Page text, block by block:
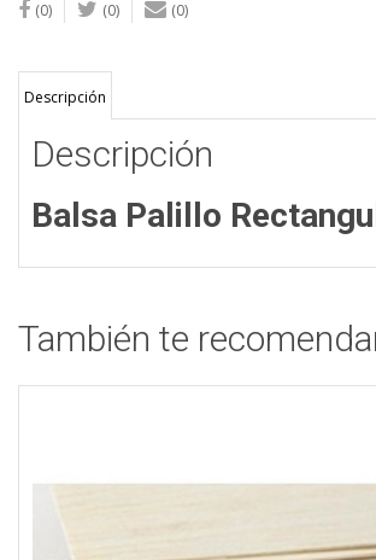
(0) (0) (0)
Descripción
Descripción
Balsa Palillo
También te